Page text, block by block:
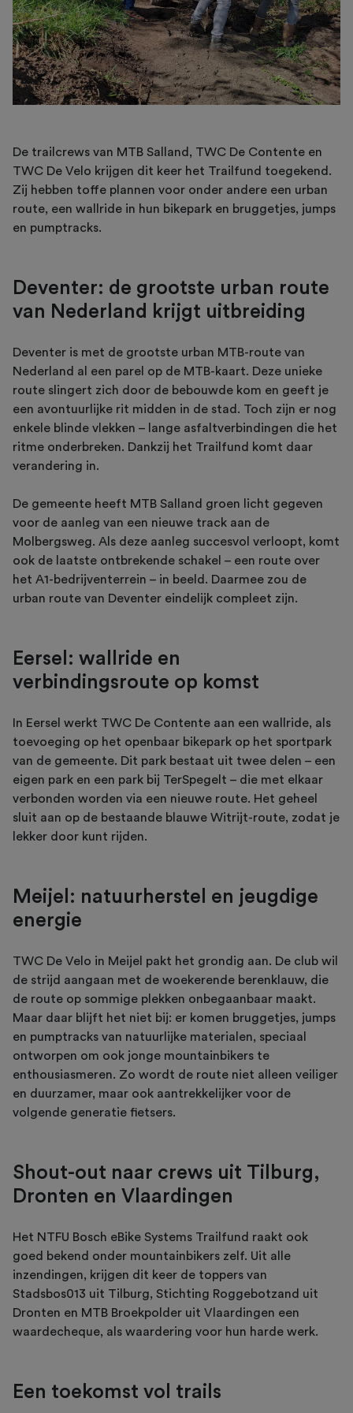
De trailcrews van MTB Salland, TWC De Contente en
TWC De Velo krijgen dit keer het Trailfund toegekend.
Zij hebben toffe plannen voor onder andere een urban
route, een wallride in hun bikepark en bruggetjes, jumps
en pumptracks.
Deventer: de grootste urban route
van Nederland krijgt uitbreiding
Deventer is met de grootste urban MTB-route van
Nederland al een parel op de MTB-kaart. Deze unieke
route slingert zich door de bebouwde kom en geeft je
een avontuurlijke rit midden in de stad. Toch zijn er nog
enkele blinde vlekken – lange asfaltverbindingen die het
ritme onderbreken. Dankzij het Trailfund komt daar
verandering in.
De gemeente heeft MTB Salland groen licht gegeven
voor de aanleg van een nieuwe track aan de
Molbergsweg. Als deze aanleg succesvol verloopt, komt
ook de laatste ontbrekende schakel – een route over
het A1-bedrijventerrein – in beeld. Daarmee zou de
urban route van Deventer eindelijk compleet zijn.
Eersel: wallride en
verbindingsroute op komst
In Eersel werkt TWC De Contente aan een wallride, als
toevoeging op het openbaar bikepark op het sportpark
van de gemeente. Dit park bestaat uit twee delen – een
eigen park en een park bij TerSpegelt – die met elkaar
verbonden worden via een nieuwe route. Het geheel
sluit aan op de bestaande blauwe Witrijt-route, zodat je
lekker door kunt rijden.
Meijel: natuurherstel en jeugdige
energie
TWC De Velo in Meijel pakt het grondig aan. De club wil
de strijd aangaan met de woekerende berenklauw, die
de route op sommige plekken onbegaanbaar maakt.
Maar daar blijft het niet bij: er komen bruggetjes, jumps
en pumptracks van natuurlijke materialen, speciaal
ontworpen om ook jonge mountainbikers te
enthousiasmeren. Zo wordt de route niet alleen veiliger
en duurzamer, maar ook aantrekkelijker voor de
volgende generatie fietsers.
Shout-out naar crews uit Tilburg,
Dronten en Vlaardingen
Het NTFU Bosch eBike Systems Trailfund raakt ook
goed bekend onder mountainbikers zelf. Uit alle
inzendingen, krijgen dit keer de toppers van
Stadsbos013 uit Tilburg, Stichting Roggebotzand uit
Dronten en MTB Broekpolder uit Vlaardingen een
waardecheque, als waardering voor hun harde werk.
Een toekomst vol trails